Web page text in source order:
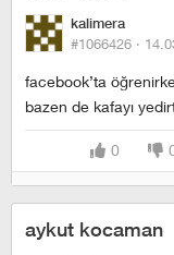
kalimera
#1066426 ·
facebook’ta
bazen de kafayı
0
aykut kocaman